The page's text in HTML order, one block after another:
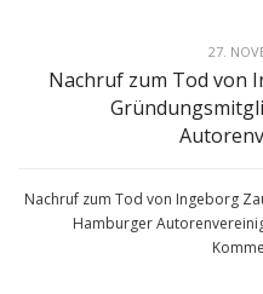
27.
Nachruf zum Tod von
Nachruf zum Tod von Ingeborg
Hamburger